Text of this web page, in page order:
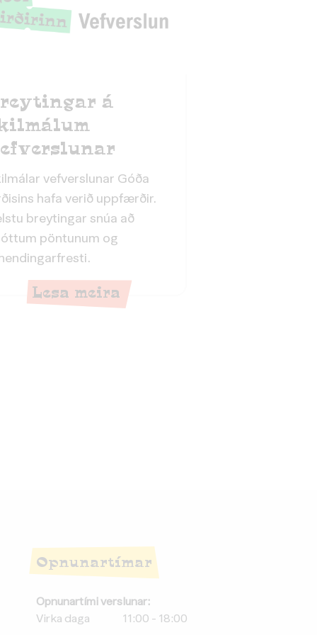
á
vefverslunar Góða
hafa verið uppfærðir.
breytingar snúa að
pöntunum og
Lesa meira
Opnunartímar
Opnunartími verslunar:
Virka daga
11:00 - 18:00